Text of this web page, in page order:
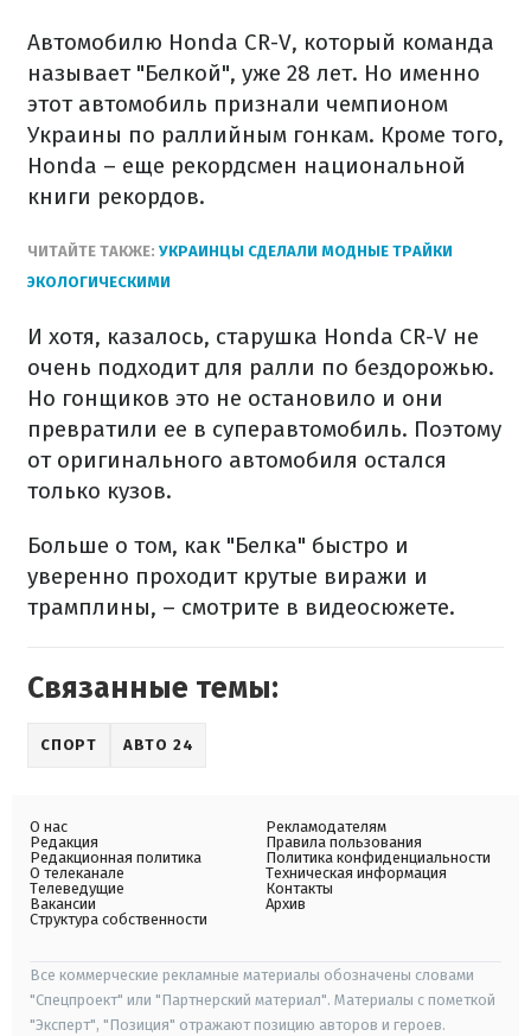
Автомобилю Honda CR-V, который команда
называет "Белкой", уже 28 лет. Но именно
этот автомобиль признали чемпионом
Украины по раллийным гонкам. Кроме того,
Honda – еще рекордсмен национальной
книги рекордов.
ЧИТАЙТЕ ТАКЖЕ: УКРАИНЦЫ СДЕЛАЛИ МОДНЫЕ ТРАЙКИ
ЭКОЛОГИЧЕСКИМИ
И хотя, казалось, старушка Honda CR-V не
очень подходит для ралли по бездорожью.
Но гонщиков это не остановило и они
превратили ее в суперавтомобиль. Поэтому
от оригинального автомобиля остался
только кузов.
Больше о том, как "Белка" быстро и
уверенно проходит крутые виражи и
трамплины, – смотрите в видеосюжете.
Связанные темы:
СПОРТ АВТО 24
О нас
Редакция
Редакционная политика
О телеканале
Телеведущие
Вакансии
Структура собственности
Рекламодателям
Правила пользования
Политика конфиденциальности
Техническая информация
Контакты
Архив
Все коммерческие рекламные материалы обозначены словами
"Спецпроект" или "Партнерский материал". Материалы с пометкой
"Эксперт", "Позиция" отражают позицию авторов и героев.